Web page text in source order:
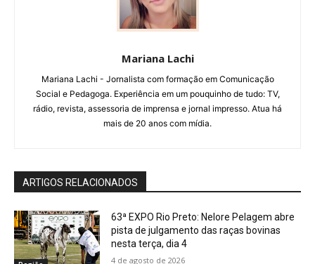
Mariana Lachi
Mariana Lachi - Jornalista com formação em Comunicação
Social e Pedagoga. Experiência em um pouquinho de tudo: TV,
rádio, revista, assessoria de imprensa e jornal impresso. Atua há
mais de 20 anos com mídia.
ARTIGOS RELACIONADOS
63ª EXPO Rio Preto: Nelore Pelagem abre
pista de julgamento das raças bovinas
nesta terça, dia 4
4 de agosto de 2026